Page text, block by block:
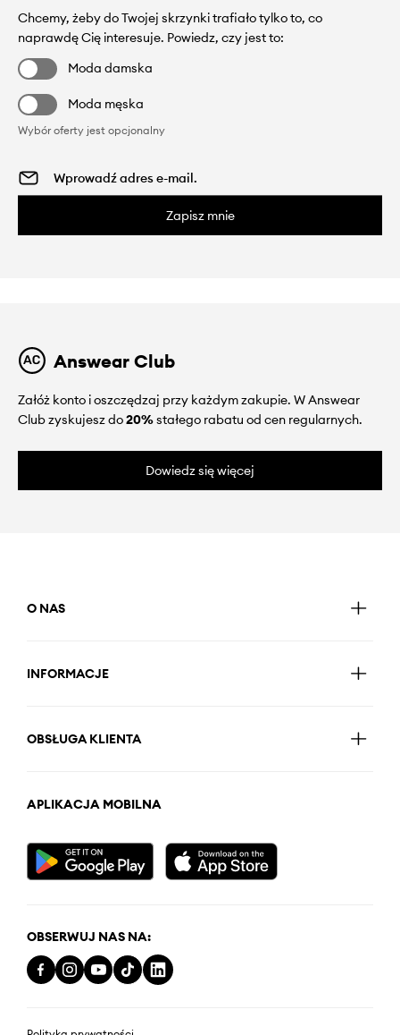
Chcemy, żeby do Twojej skrzynki trafiało tylko to, co
naprawdę Cię interesuje. Powiedz, czy jest to:
Moda damska
Moda męska
Wybór oferty jest opcjonalny
Zapisz mnie
Answear Club
Załóż konto i oszczędzaj przy każdym zakupie. W Answear
Club zyskujesz do20%stałego rabatu od cen regularnych.
Dowiedz się więcej
O NAS
INFORMACJE
OBSŁUGA KLIENTA
APLIKACJA MOBILNA
OBSERWUJ NAS NA: